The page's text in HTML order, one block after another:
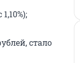
стало